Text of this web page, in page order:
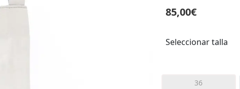
85,00€
Seleccionar talla
36